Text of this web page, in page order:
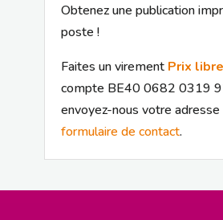
Obtenez une publication
poste !
Faites un virement Prix libre
compte BE40 0682 0319
envoyez-nous votre
formulaire de contact.